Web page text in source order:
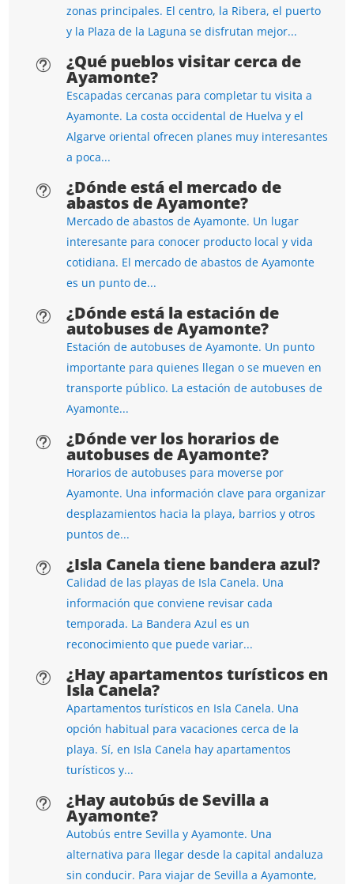
zonas principales. El centro, la Ribera, el puerto
y la Plaza de la Laguna se disfrutan mejor...
t ¿Qué pueblos visitar cerca de
Ayamonte?
Escapadas cercanas para completar tu visita a
Ayamonte. La costa occidental de Huelva y el
Algarve oriental ofrecen planes muy interesantes
a poca...
t ¿Dónde está el mercado de
abastos de Ayamonte?
Mercado de abastos de Ayamonte. Un lugar
interesante para conocer producto local y vida
cotidiana. El mercado de abastos de Ayamonte
es un punto de...
t ¿Dónde está la estación de
autobuses de Ayamonte?
Estación de autobuses de Ayamonte. Un punto
importante para quienes llegan o se mueven en
transporte público. La estación de autobuses de
Ayamonte...
t ¿Dónde ver los horarios de
autobuses de Ayamonte?
Horarios de autobuses para moverse por
Ayamonte. Una información clave para organizar
desplazamientos hacia la playa, barrios y otros
puntos de...
t ¿Isla Canela tiene bandera azul?
Calidad de las playas de Isla Canela. Una
información que conviene revisar cada
temporada. La Bandera Azul es un
reconocimiento que puede variar...
t ¿Hay apartamentos turísticos en
Isla Canela?
Apartamentos turísticos en Isla Canela. Una
opción habitual para vacaciones cerca de la
playa. Sí, en Isla Canela hay apartamentos
turísticos y...
t ¿Hay autobús de Sevilla a
Ayamonte?
Autobús entre Sevilla y Ayamonte. Una
alternativa para llegar desde la capital andaluza
sin conducir. Para viajar de Sevilla a Ayamonte,